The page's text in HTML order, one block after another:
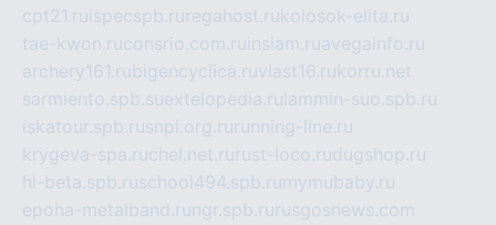
cpt21.ru ispecspb.ru regahost.rukolosok-elita.ru
tae-kwon.ruconsrio.com.ru insiam.ruavegainfo.ru
archery161.rubigencyclica.ruvlast16.rukorru.net
sarmiento.spb.suextelopedia.ru lammin-suo.spb.ru
iskatour.spb.rusnpi.org.ru running-line.ru
krygeva-spa.ruchel.net.ru rust-loco.rudugshop.ru
hl-beta.spb.ruschool494.spb.ru mymubaby.ru
epoha-metalband.ru ngr.spb.ru rusgosnews.com